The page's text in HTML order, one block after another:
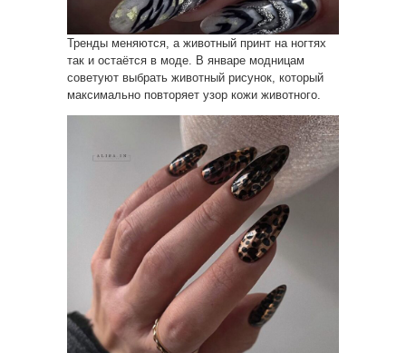
Тренды меняются, а животный принт на ногтях
так и остаётся в моде. В январе модницам
советуют выбрать животный рисунок, который
максимально повторяет узор кожи животного.